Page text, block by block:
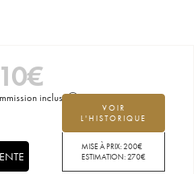
€
incluse
VOIR
L'HISTORIQUE
MISE À PRIX:200€
ESTIMATION:270€